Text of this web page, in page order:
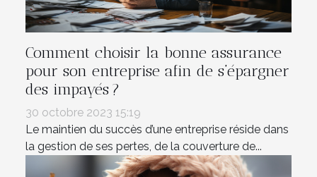
Comment choisir la bonne assurance
pour son entreprise afin de s’épargner
des impayés ?
30 octobre 2023 15:19
Le maintien du succès d’une entreprise réside dans
la gestion de ses pertes, de la couverture de...